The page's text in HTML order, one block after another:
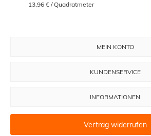
13,96 € / Quadratmeter
MEIN KONTO
KUNDENSERVICE
INFORMATIONEN
Vertrag widerrufen